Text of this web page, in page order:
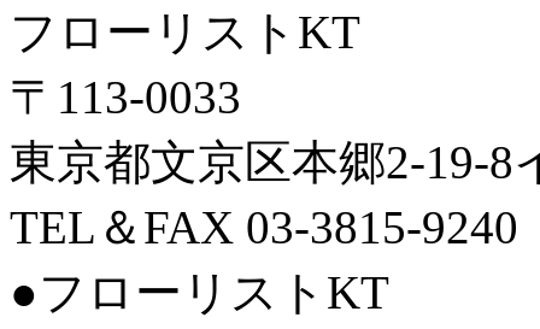
フローリストKT
〒113-0033
東京都文京区本郷2-19-8
TEL＆FAX 03-3815-9240
●フローリストKT